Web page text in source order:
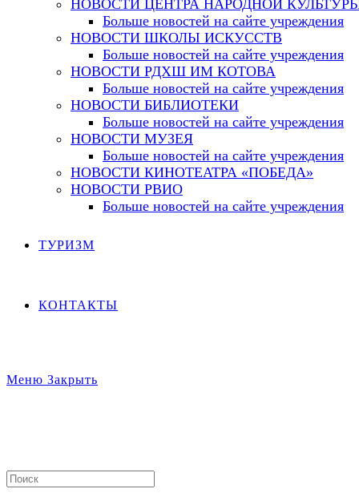
НОВОСТИ ЦЕНТРА НАРОДНОЙ
Больше новостей на сайте учреждения
НОВОСТИ ШКОЛЫ ИСКУССТВ
Больше новостей на сайте учреждения
НОВОСТИ РДХШ ИМ КОТОВА
Больше новостей на сайте учреждения
НОВОСТИ БИБЛИОТЕКИ
Больше новостей на сайте учреждения
НОВОСТИ МУЗЕЯ
Больше новостей на сайте учреждения
НОВОСТИ КИНОТЕАТРА «ПОБЕДА»
НОВОСТИ РВИО
Больше новостей на сайте учреждения
ТУРИЗМ
КОНТАКТЫ
Меню Закрыть
Search